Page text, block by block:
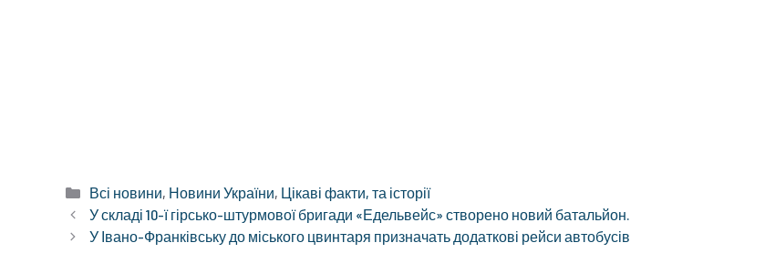
Категорії
Всі новини, Новини України, Цікаві факти, та історії
У складі 10-ї гірсько-штурмової бригади «Едельвейс» створено новий батальйон.
У Івано-Франківську до міського цвинтаря призначать додаткові рейси автобусів